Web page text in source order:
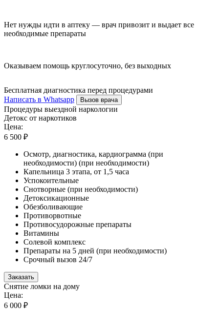
Нет нужды идти в аптеку — врач привозит и выдает все
необходимые препараты
Оказываем помощь круглосуточно, без выходных
Бесплатная диагностика перед процедурами
Написать в Whatsapp
Вызов врача
Процедуры выездной наркологии
Детокс от наркотиков
Цена:
6 500 ₽
Осмотр, диагностика, кардиограмма (при
необходимости) (при необходимости)
Капельница 3 этапа, от 1,5 часа
Успокоительные
Снотворные (при необходимости)
Детоксикационные
Обезболивающие
Противорвотные
Противосудорожные препараты
Витамины
Солевой комплекс
Препараты на 5 дней (при необходимости)
Срочный вызов 24/7
Заказать
Снятие ломки на дому
Цена:
6 000 ₽